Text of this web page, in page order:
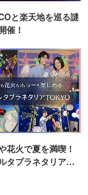
と楽天地を巡る謎
催！
花火で夏を満喫！
タプラネタリア